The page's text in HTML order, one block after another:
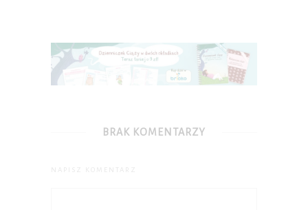
BRAK KOMENTARZY